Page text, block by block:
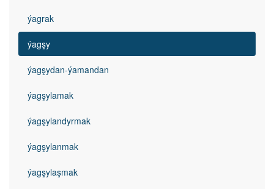
ýagrak
ýagşy
ýagşydan-ýamandan
ýagşylamak
ýagşylandyrmak
ýagşylanmak
ýagşylaşmak